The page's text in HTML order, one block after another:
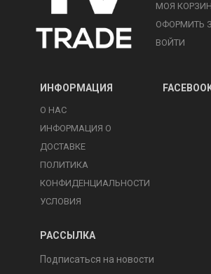
МОЯ
ОФОРМИТЬ
ВОЙТИ
ИНФОРМАЦИЯ
О НАС
ИНФОРМАЦИЯ О
ДОСТАВКЕ
ПОЛИТИКА
КОНФИДЕНЦИАЛЬНОСТИ
УСЛОВИЯ
РАССЫЛКА
Подписаться на новости